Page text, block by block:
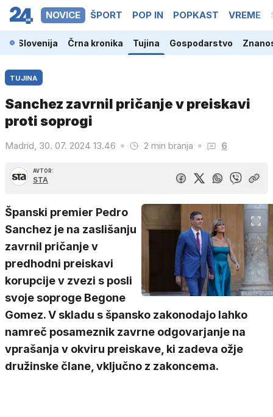
NOVICE ŠPORT POP IN POPKAST VREME
Slovenija Črna kronika Tujina Gospodarstvo
TUJINA
Sanchez zavrnil pričanje v preiskavi
proti soprogi
Madrid, 30. 07. 2024 13.46 2 min branja 6
AVTOR:
STA
Španski premier Pedro
Sanchez je na zaslišanju
zavrnil pričanje v
predhodni preiskavi
korupcije v zvezi s posli
svoje soproge Begone
Gomez. V skladu s špansko zakonodajo lahko
namreč posameznik zavrne odgovarjanje na
vprašanja v okviru preiskave, ki zadeva ožje
družinske člane, vključno z zakoncema.